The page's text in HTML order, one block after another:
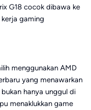
G18 cocok dibawa ke
gaming
menggunakan AMD
yang menawarkan
hanya unggul di
menaklukkan game